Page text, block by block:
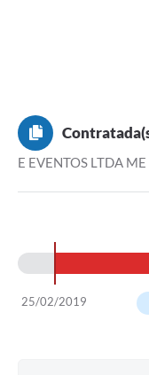
E EVENTOS LTDA ME
25/02/2019